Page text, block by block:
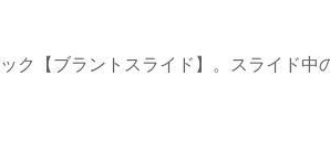
ク【ブラントスライド】。スライド中